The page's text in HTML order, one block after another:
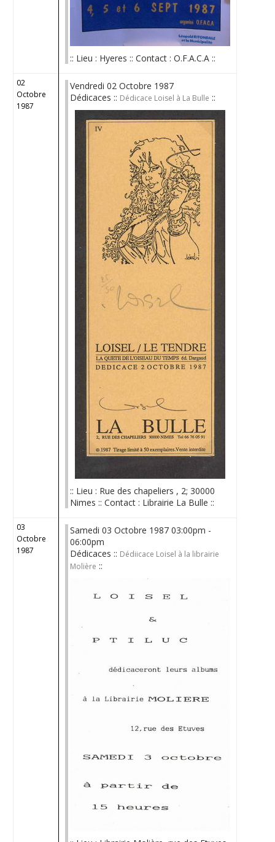
:: Lieu : Hyeres :: Contact : O.F.A.C.A ::
02
Octobre
1987
Vendredi 02 Octobre 1987
Dédicaces :: Dédicace Loisel à La Bulle ::
:: Lieu : Rue des chapeliers , 2; 30000
Nimes :: Contact : Librairie La Bulle ::
03
Octobre
1987
Samedi 03 Octobre 1987 03:00pm -
06:00pm
Dédicaces :: Dédiicace Loisel à la librairie
Molière ::